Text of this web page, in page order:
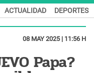
ACTUALIDAD DEPORTES
08 MAY 2025 | 11:56 H
Papa?